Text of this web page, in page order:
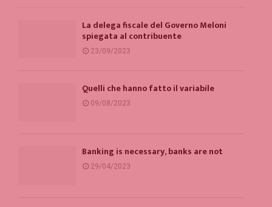
La delega fiscale del Governo Meloni
spiegata al contribuente
23/09/2023
Quelli che hanno fatto il variabile
09/08/2023
Banking is necessary, banks are not
29/04/2023